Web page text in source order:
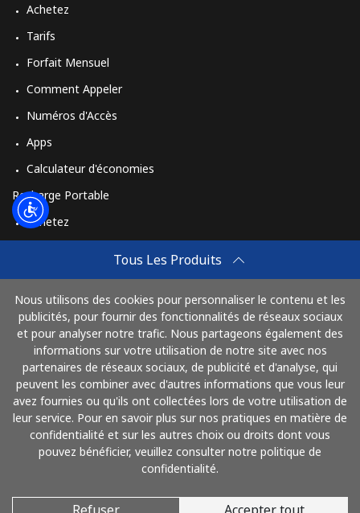
Tous Les Produits
Nous utilisons des cookies pour personnaliser le contenu et les
publicités, pour fournir des fonctionnalités de réseaux sociaux
et pour analyser notre trafic. Nous partageons également des
informations sur votre utilisation de notre site avec nos
partenaires de réseaux sociaux, de publicité et d'analyse, qui
peuvent les combiner avec d'autres informations que vous leur
avez fournies ou qu'ils ont collectées lors de votre utilisation de
leur service. Pour en savoir plus sur nos pratiques en matière de
confidentialité et sur les autres choix ou droits dont vous
pouvez bénéficier, veuillez consulter notre politique de
confidentialité.
Refuser Accepter tout
Achetez
Tarifs
Forfait Mensuel
Comment Appeler
Numéros d'Accès
Apps
Calculateur d'économies
Recharge Portable
Achetez
Achetez
Mode de fonctionnement
Payez avec